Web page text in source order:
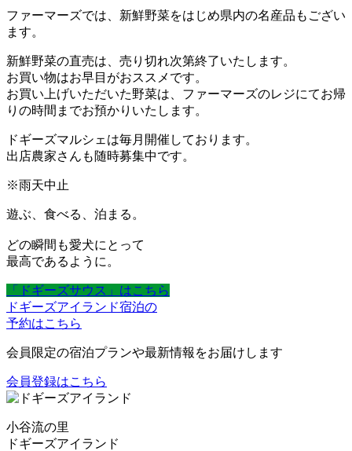
ファーマーズでは、新鮮野菜をはじめ県内の名産品もござい
ます。
新鮮野菜の直売は、売り切れ次第終了いたします。
お買い物はお早目がおススメです。
お買い上げいただいた野菜は、ファーマーズのレジにてお帰
りの時間までお預かりいたします。
ドギーズマルシェは毎月開催しております。
出店農家さんも随時募集中です。
※雨天中止
遊ぶ、食べる、泊まる。
どの瞬間も愛犬にとって
最高であるように。
「ドギーズサウス」はこちら
ドギーズアイランド宿泊の
予約はこちら
会員限定の宿泊プランや最新情報をお届けします
会員登録はこちら
小谷流の里
ドギーズアイランド